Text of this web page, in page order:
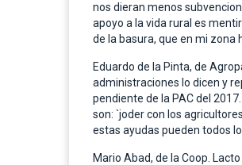
nos dieran menos
apoyo a la vida rural es
de la basura, que en mi zona
Eduardo de la Pinta, de
administraciones lo dicen y
pendiente de la PAC del
son: `joder con los
estas ayudas pueden todos
Mario Abad, de la Coop.